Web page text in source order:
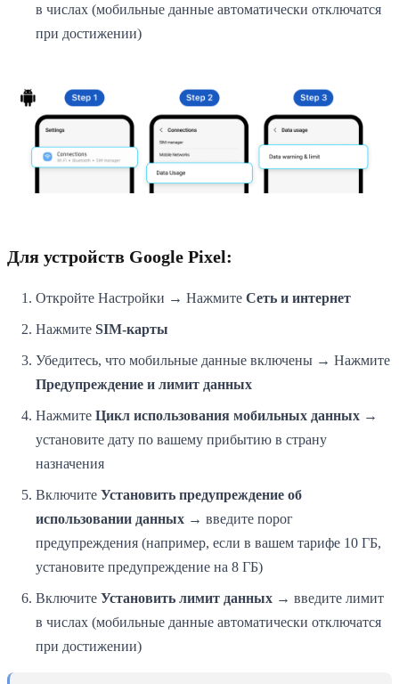
в числах (мобильные данные автоматически отключатся
при достижении)
Для устройств Google Pixel:
Откройте Настройки → Нажмите Сеть и интернет
Нажмите SIM-карты
Убедитесь, что мобильные данные включены → Нажмите
Предупреждение и лимит данных
Нажмите Цикл использования мобильных данных →
установите дату по вашему прибытию в страну
назначения
Включите Установить предупреждение об
использовании данных → введите порог
предупреждения (например, если в вашем тарифе 10 ГБ,
установите предупреждение на 8 ГБ)
Включите Установить лимит данных → введите лимит
в числах (мобильные данные автоматически отключатся
при достижении)